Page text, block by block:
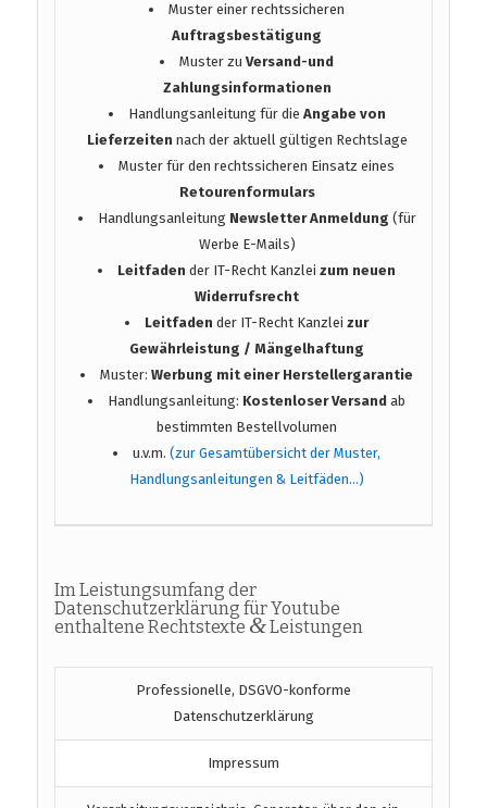
Muster einer rechtssicheren
Auftragsbestätigung
Muster zuVersand-und
Zahlungsinformationen
Handlungsanleitung für die Angabe von
Lieferzeiten nach der aktuell gültigen Rechtslage
Muster für den rechtssicheren Einsatz eines
Retourenformulars
Handlungsanleitung Newsletter Anmeldung (für
Werbe E-Mails)
Leitfaden der IT-Recht Kanzleizum neuen
Widerrufsrecht
Leitfaden der IT-Recht Kanzleizur
Gewährleistung / Mängelhaftung
Muster:Werbung mit einer Herstellergarantie
Handlungsanleitung: Kostenloser Versand ab
bestimmten Bestellvolumen
u.v.m.(zur Gesamtübersicht der Muster,
Handlungsanleitungen & Leitfäden…)
Im Leistungsumfang der
Datenschutzerklärung für Youtube
enthaltene Rechtstexte &Leistungen
Professionelle, DSGVO-konforme
Datenschutzerklärung
Impressum